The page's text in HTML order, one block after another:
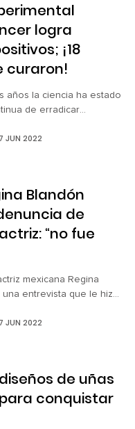
de pequeñas
logra
¡18
curaron!
años la ciencia ha estado
de erradicar
aun con los avances de
un artículo en […]
7 JUN 2022
Blandón
de
“no fue
mexicana Regina
entrevista que le hizo
de un empleado de
y aunque no hubo
7 JUN 2022
de uñas
conquistar